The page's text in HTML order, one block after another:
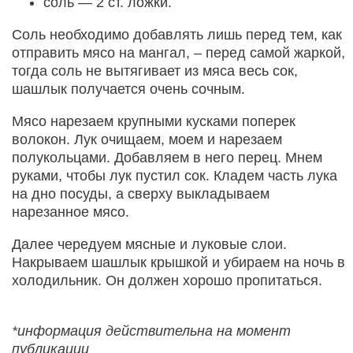
Соль необходимо добавлять лишь перед тем, как
отправить мясо на мангал, – перед самой жаркой,
тогда соль не вытягивает из мяса весь сок,
шашлык получается очень сочным.
Мясо нарезаем крупными кусками поперек
волокон. Лук очищаем, моем и нарезаем
полукольцами. Добавляем в него перец. Мнем
руками, чтобы лук пустил сок. Кладем часть лука
на дно посуды, а сверху выкладываем
нарезанное мясо.
Далее чередуем мясные и луковые слои.
Накрываем шашлык крышкой и убираем на ночь в
холодильник. Он должен хорошо пропитаться.
*информация действительна на момент
публикации